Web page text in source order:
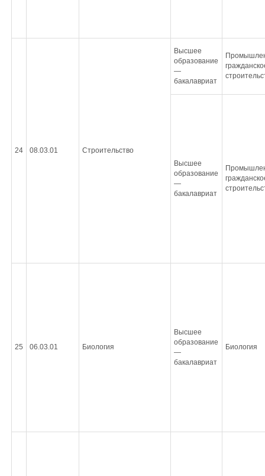
24 08.03.01 Строительство
Высшее
образование
—
бакалавриат
Высшее
образование
—
бакалавриат
25 06.03.01 Биология
Высшее
образование
—
бакалавриат
Биология